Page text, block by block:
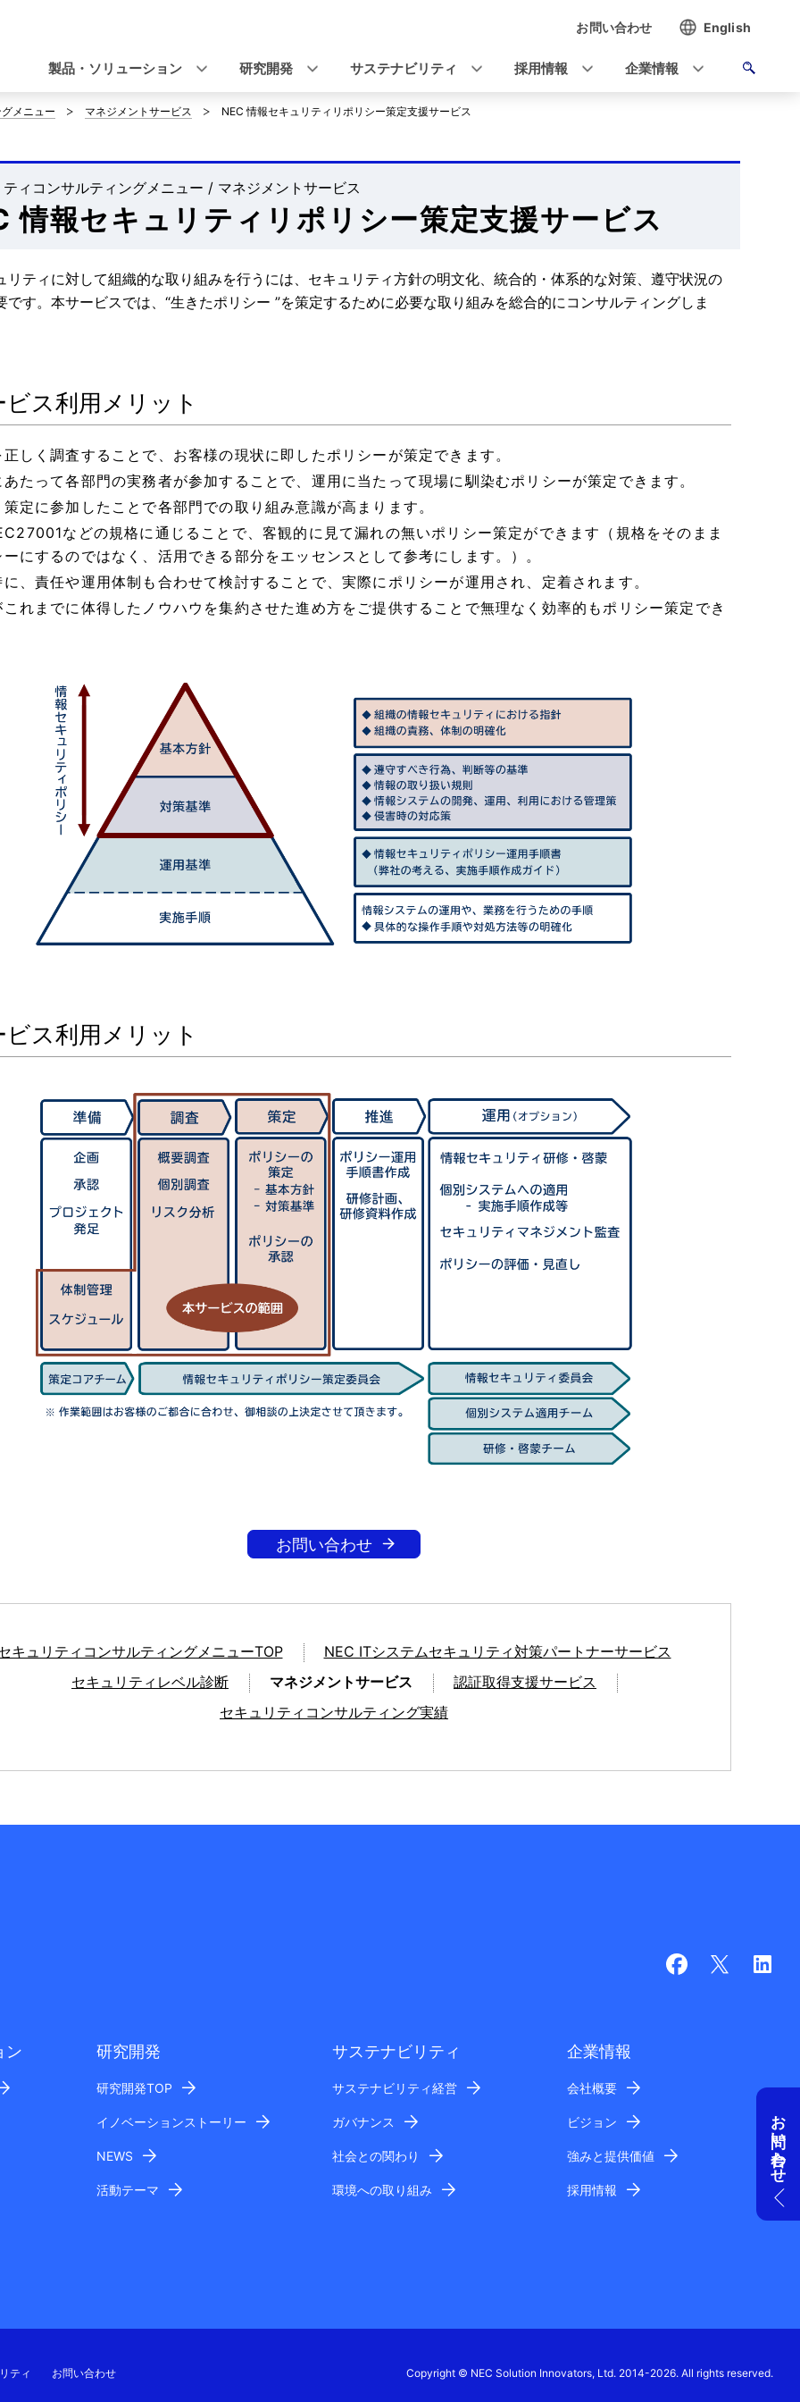
ビ
ゲ
シ
ョ
ン
お問い合わせ English
製品・ソリューション 研究開発 サステナビリティ 採用情報 企業情報
メニュー マネジメントサービス NEC 情報セキュリティリポリシー策定支援サービス
情報セキュリティリポリシー策定支援サービス
ィコンサルティングメニュー / マネジメントサービス
リティに対して組織的な取り組みを行うには、セキュリティ方針の明文化、統合的・体系的な対策、遵守状況の
です。本サービスでは、“生きたポリシー ”を策定するために必要な取り組みを総合的にコンサルティングしま
ス利用メリット
しく調査することで、お客様の現状に即したポリシーが策定できます。
たって各部門の実務者が参加することで、運用に当たって現場に馴染むポリシーが策定できます。
定に参加したことで各部門での取り組み意識が高まります。
などの規格に通じることで、客観的に見て漏れの無いポリシー策定ができます（規格をそのまま
にするのではなく、活用できる部分をエッセンスとして参考にします。）。
、責任や運用体制も合わせて検討することで、実際にポリシーが運用され、定着されます。
これまでに体得したノウハウを集約させた進め方をご提供することで無理なく効率的もポリシー策定でき
ス利用メリット
お問い合わせ
キュリティコンサルティングメニューTOP
NEC ITシステムセキュリティ対策パートナーサービス
セキュリティレベル診断
マネジメントサービス
認証取得支援サービス
セキュリティコンサルティング実績
お問い合わせ
ン 研究開発
研究開発TOP
イノベーションストーリー
NEWS
活動テーマ
サステナビリティ
サステナビリティ経営
ガバナンス
社会との関わり
環境への取り組み
企業情報
会社概要
ビジョン
強みと提供価値
採用情報
ティ お問い合わせ Copyright © NEC Solution Innovators, Ltd. 2014-2026. All rights reserved.